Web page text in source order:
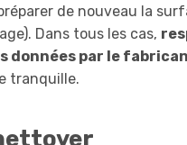
de nouveau la
Dans tous les cas,
données par le
tranquille.